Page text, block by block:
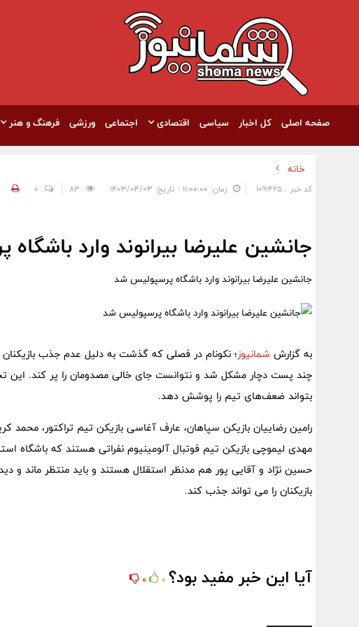
صفحه اصلی کل اخبار سیاسی اقتصادی اجتماعی ورزشی فرهنگ و هنر
خانه
کد خبر : 1091425 زمان: ۱۱:۰۰:۰۰ - تاریخ: ۱۴۰۳/۰۴/۰۳ 0
جانشین علیرضا بیرانوند وارد
جانشین علیرضا بیرانوند وارد باشگاه پرسپولیس شد
به گزارش شمانیوز؛ نکونام‌ در فصلی که گذشت به دلیل عدم جذب
چند پست دچار مشکل شد و نتوانست جای خالی مصدومان را پر کند. این
بتواند ضعف‌های تیم را پوشش دهد.
رامین رضاییان بازیکن سپاهان، عارف آغاسی بازیکن تیم تراکتور، محمد
مهدی لیموچی بازیکن تیم فوتبال آلومینیوم نفراتی هستند که باشگاه
حسین نژاد و آقایی پور هم مدنظر استقلال هستند و باید منتظر ماند و
بازیکنان را می تواند جذب کند.
آیا این خبر مفید بود؟ 0
0